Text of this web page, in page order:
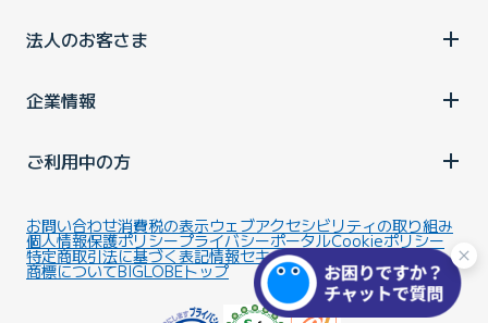
法人のお客さま
企業情報
ご利用中の方
お問い合わせ消費税の表示ウェブアクセシビリティの取り組み
個人情報保護ポリシープライバシーポータルCookieポリシー
特定商取引法に基づく表記情報セキュリティ基本方針
商標についてBIGLOBEトップ